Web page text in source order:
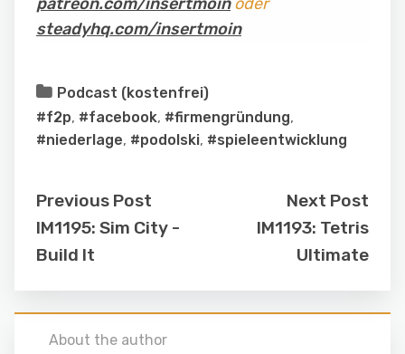
steadyhq.com/insertmoin
Podcast (kostenfrei)
#f2p, #facebook, #firmengründung,
#niederlage, #podolski, #spieleentwicklung
Previous Post
IM1195: Sim City -
Build It
Next Post
IM1193: Tetris
Ultimate
About the author